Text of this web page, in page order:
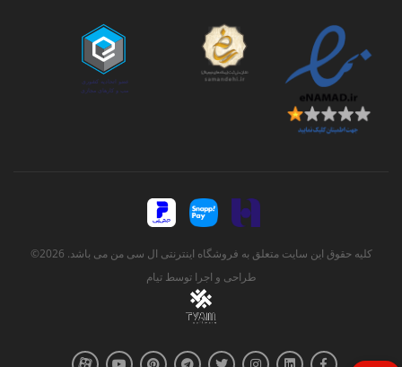
کلیه حقوق این سایت متعلق به فروشگاه اینترنتی ال سی من می باشد. 2026©
طراحی و اجرا توسطتیام